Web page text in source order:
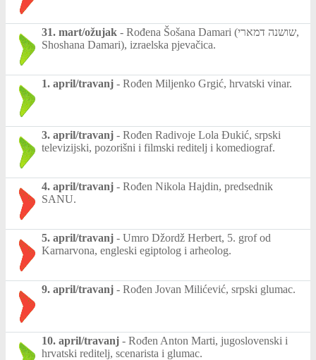
31. mart/ožujak - Rođena Šošana Damari (שושנה דמארי,
Shoshana Damari), izraelska pjevačica.
1. april/travanj - Rođen Miljenko Grgić, hrvatski vinar.
3. april/travanj - Rođen Radivoje Lola Đukić, srpski
televizijski, pozorišni i filmski reditelj i komediograf.
4. april/travanj - Rođen Nikola Hajdin, predsednik
SANU.
5. april/travanj - Umro Džordž Herbert, 5. grof od
Karnarvona, engleski egiptolog i arheolog.
9. april/travanj - Rođen Jovan Milićević, srpski glumac.
10. april/travanj - Rođen Anton Marti, jugoslovenski i
hrvatski reditelj, scenarista i glumac.